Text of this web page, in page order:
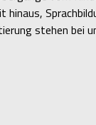
hinaus,
stehen bei